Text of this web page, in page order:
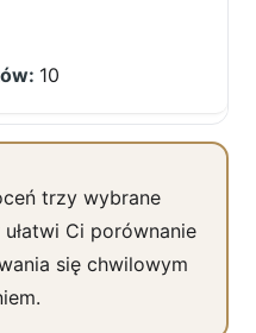
10
trzy wybrane
Ci porównanie
się chwilowym